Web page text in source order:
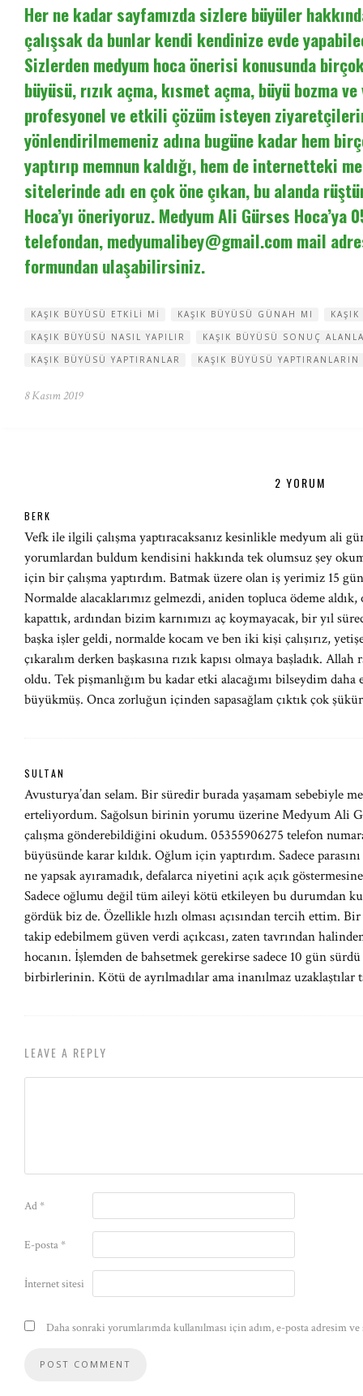
Her ne kadar sayfamızda sizlere büyüler
çalışsak da bunlar kendi kendinize evde
Sizlerden medyum hoca önerisi konusunda
büyüsü, rızık açma, kısmet açma, büyü bozma
profesyonel ve etkili çözüm isteyen
yönlendirilmemeniz adına bugüne kadar hem
yaptırıp memnun kaldığı, hem de internetteki
sitelerinde adı en çok öne çıkan, bu alanda
Hoca’yı öneriyoruz. Medyum Ali Gürses Hoca’ya
telefondan,medyumalibey@gmail.commail
formundan ulaşabilirsiniz.
KAŞIK BÜYÜSÜ ETKILI MI KAŞIK BÜYÜSÜ GÜNAH MI
KAŞIK BÜYÜSÜ NASIL YAPILIR
KAŞIK BÜYÜSÜ SONUÇ
KAŞIK BÜYÜSÜ YAPTIRANLAR
KAŞIK BÜYÜSÜ
8 Kasım 2019
2 YORUM
BERK
Vefk ile ilgili çalışma yaptıracaksanız kesinlikle medyum ali
yorumlardan buldum kendisini hakkında tek olumsuz şey
için bir çalışma yaptırdım. Batmak üzere olan iş yerimiz 15
Normalde alacaklarımız gelmezdi, aniden topluca ödeme
kapattık, ardından bizim karnımızı aç koymayacak, bir yıl
başka işler geldi, normalde kocam ve ben iki kişi çalışırız,
çıkaralım derken başkasına rızık kapısı olmaya başladık.
oldu. Tek pişmanlığım bu kadar etki alacağımı bilseydim
büyükmüş. Onca zorluğun içinden sapasağlam çıktık çok
SULTAN
Avusturya’dan selam. Bir süredir burada yaşamam sebebiyle
erteliyordum. Sağolsun birinin yorumu üzerine Medyum Ali
çalışma gönderebildiğini okudum. 05355906275 telefon
büyüsünde karar kıldık. Oğlum için yaptırdım. Sadece
ne yapsak ayıramadık, defalarca niyetini açık açık
Sadece oğlumu değil tüm aileyi kötü etkileyen bu durumdan
gördük biz de. Özellikle hızlı olması açısından tercih ettim.
takip edebilmem güven verdi açıkcası, zaten tavrından
hocanın. İşlemden de bahsetmek gerekirse sadece 10 gün
birbirlerinin. Kötü de ayrılmadılar ama inanılmaz uzaklaştılar
LEAVE A REPLY
Ad*
E-posta*
İnternet sitesi
Daha sonraki yorumlarımda kullanılması için adım, e-posta adresim